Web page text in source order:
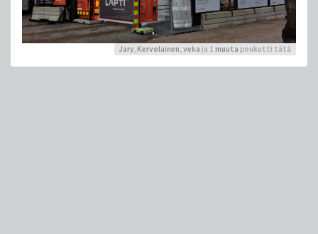
Jary, Kervolainen ,veka ja 1 muuta peukutti tätä